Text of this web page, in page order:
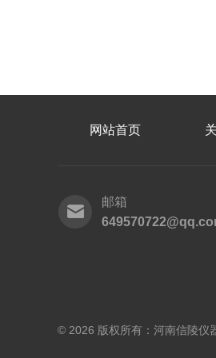
网站首页
邮箱
© 2026 版权所有：河南信陵仪